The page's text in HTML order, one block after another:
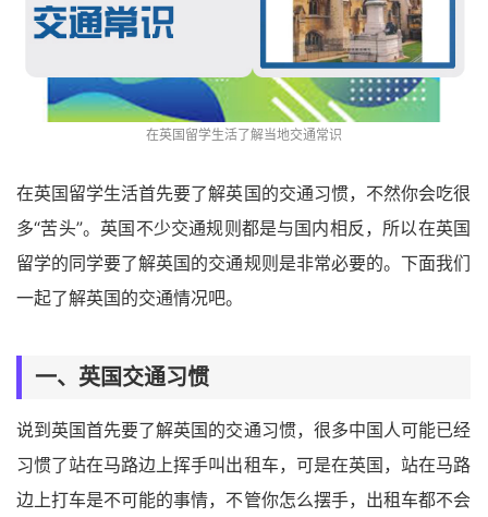
在英国留学生活了解当地交通常识
在英国留学生活首先要了解英国的交通习惯，不然你会吃很
多“苦头”。英国不少交通规则都是与国内相反，所以在英国
留学的同学要了解英国的交通规则是非常必要的。下面我们
一起了解英国的交通情况吧。
一、英国交通习惯
说到英国首先要了解英国的交通习惯，很多中国人可能已经
习惯了站在马路边上挥手叫出租车，可是在英国，站在马路
边上打车是不可能的事情，不管你怎么摆手，出租车都不会